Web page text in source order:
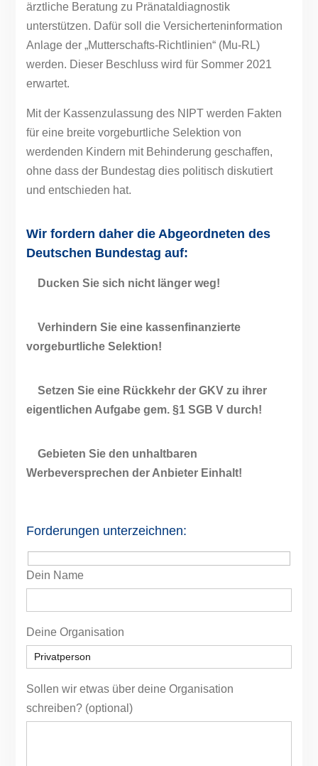
ärztliche Beratung zu Pränataldiagnostik
unterstützen. Dafür soll die Versicherteninformation
Anlage der „Mutterschafts-Richtlinien“ (Mu-RL)
werden. Dieser Beschluss wird für Sommer 2021
erwartet.
Mit der Kassenzulassung des NIPT werden Fakten
für eine breite vorgeburtliche Selektion von
werdenden Kindern mit Behinderung geschaffen,
ohne dass der Bundestag dies politisch diskutiert
und entschieden hat.
Wir fordern daher die Abgeordneten des
Deutschen Bundestag auf:
Ducken Sie sich nicht länger weg!
Verhindern Sie eine kassenfinanzierte
vorgeburtliche Selektion!
Setzen Sie eine Rückkehr der GKV zu ihrer
eigentlichen Aufgabe gem. §1 SGB V durch!
Gebieten Sie den unhaltbaren
Werbeversprechen der Anbieter Einhalt!
Forderungen unterzeichnen:
Dein Name
Deine Organisation
Sollen wir etwas über deine Organisation
schreiben? (optional)